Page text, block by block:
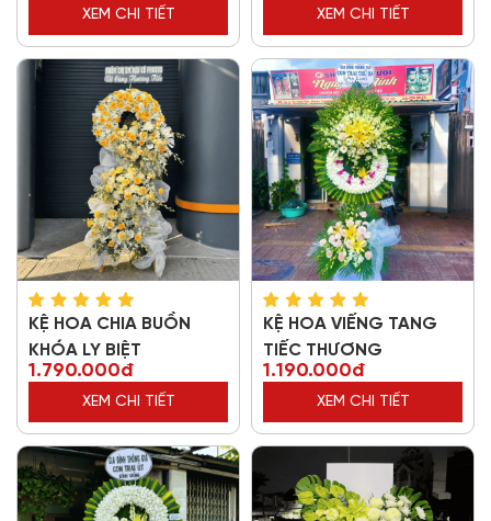
XEM CHI TIẾT XEM CHI TIẾT
KỆ HOA CHIA BUỒN
KHÓA LY BIỆT
1.790.000đ
XEM CHI TIẾT
KỆ HOA VIẾNG TANG
TIẾC THƯƠNG
1.190.000đ
XEM CHI TIẾT